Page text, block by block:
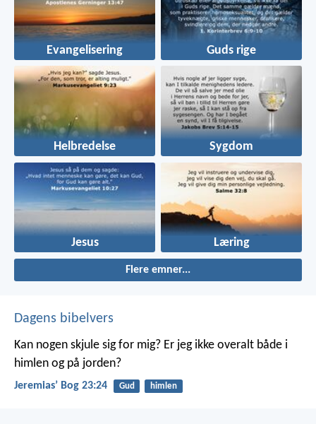
Evangelisering Guds rige
Helbredelse Sygdom
Jesus Læring
Flere emner...
Dagens bibelvers
Kan nogen skjule sig for mig? Er jeg ikke overalt både i
himlen og på jorden?
Jeremiasʼ Bog 23:24 Gud himlen